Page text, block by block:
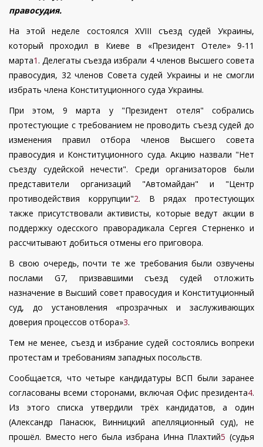
правосудия.
На этой неделе состоялся ХVІІІ съезд судей Украины,
который проходил в Киеве в «Президент Отеле» 9-11
марта1. Делегаты съезда избрали 4 членов Высшего совета
правосудия, 32 членов Совета судей Украины и не смогли
избрать члена Конституционного суда Украины.
При этом, 9 марта у "Президент отеля" собрались
протестующие с требованием не проводить съезд судей до
изменения правил отбора членов Высшего совета
правосудия и Конституционного суда. Акцию назвали "Нет
съезду судейской нечести". Среди организаторов были
представители организаций "Автомайдан" и "Центр
противодействия коррупции"2. В рядах протестующих
также присутствовали активисты, которые ведут акции в
поддержку одесского праворадикала Сергея Стерненко и
рассчитывают добиться отмены его приговора.
В свою очередь, почти те же требования были озвучены
послами G7, призвавшими съезд судей отложить
назначение в Высший совет правосудия и Конституционный
суд, до установления «прозрачных и заслуживающих
доверия процессов отбора»3.
Тем не менее, съезд и избрание судей состоялись вопреки
протестам и требованиям западных посольств.
Сообщается, что четыре кандидатуры ВСП были заранее
согласованы всеми сторонами, включая Офис президента4.
Из этого списка утвердили трёх кандидатов, а один
(Александр Панасюк, Винницкий апелляционный суд), не
прошёл. Вместо него была избрана Инна Плахтий5 (судья